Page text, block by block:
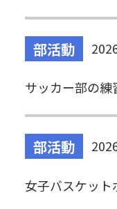
その他
部活動
サッカー部の練
部活動
女子バスケット